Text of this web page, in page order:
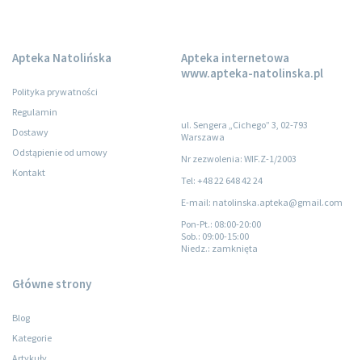
Apteka Natolińska
Polityka prywatności
Regulamin
Dostawy
Odstąpienie od umowy
Kontakt
Apteka internetowa
www.apteka-natolinska.pl
ul. Sengera „Cichego” 3, 02-793
Warszawa
Nr zezwolenia: WIF.Z-1/2003
Tel: +48 22 648 42 24
E-mail: natolinska.apteka@gmail.com
Pon-Pt.: 08:00-20:00
Sob.: 09:00-15:00
Niedz.: zamknięta
Główne strony
Blog
Kategorie